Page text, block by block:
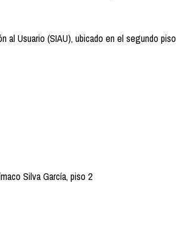
al Usuario (SIAU), ubicado en el segundo piso
Silva García, piso 2